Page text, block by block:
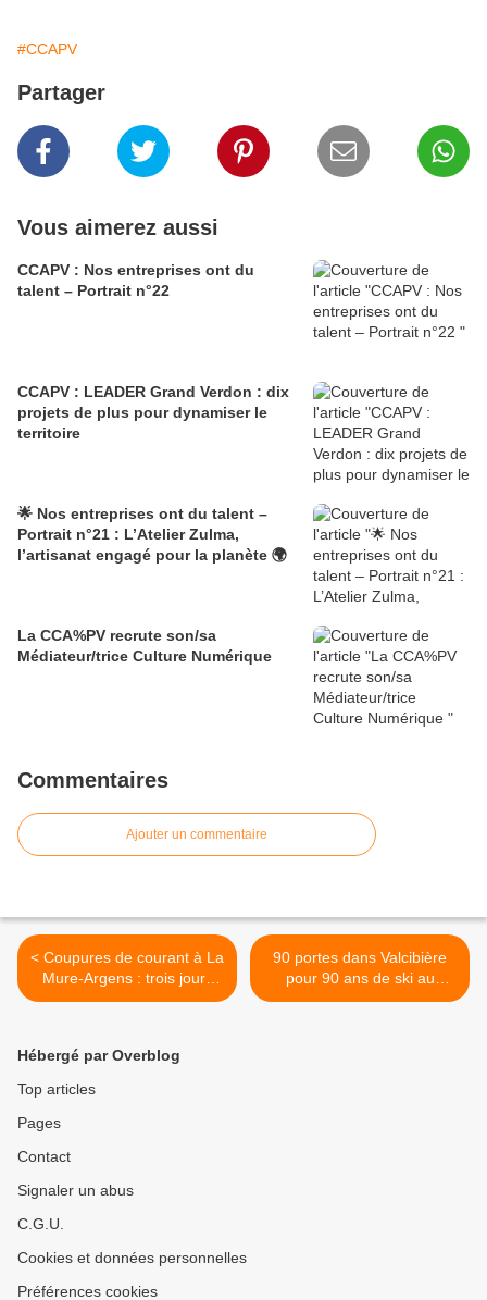
#CCAPV
Partager
Vous aimerez aussi
CCAPV : Nos entreprises ont du
talent – Portrait n°22
CCAPV : LEADER Grand Verdon : dix
projets de plus pour dynamiser le
territoire
🌟 Nos entreprises ont du talent –
Portrait n°21 : L’Atelier Zulma,
l’artisanat engagé pour la planète 🌍
La CCA%PV recrute son/sa
Médiateur/trice Culture Numérique
Commentaires
Ajouter un commentaire
< Coupures de courant à La
Mure-Argens : trois jours
d’incertitude pour les
90 portes dans Valcibière
pour 90 ans de ski au
Seignus d’Allos : une
Hébergé par Overblog
Top articles
Pages
Contact
Signaler un abus
C.G.U.
Cookies et données personnelles
Préférences cookies